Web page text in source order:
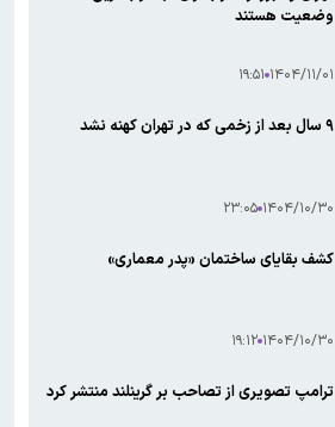
وضعیت هستند
۱۴۰۴/۱۱/۰۱ ۱۹:۵۱
۹ سال بعد از زخمی که در تهران کهنه نشد
۱۴۰۴/۱۰/۳۰ ۲۳:۰۵
کشف بقایای ساختمان «پدر معماری»
۱۴۰۴/۱۰/۳۰ ۱۹:۱۲
ترامپ تصویری از تصاحب بر گرینلند منتشر کرد